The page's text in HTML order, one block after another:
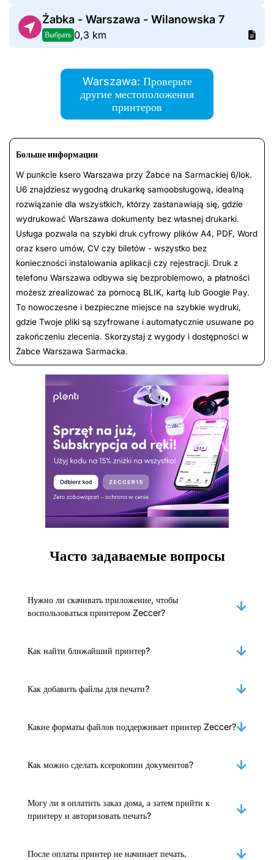
Żabka - Warszawa - Wilanowska 7
Выбрать 0,3 km
Warszawa: Проверьте
другие местоположения
принтеров
Больше информации
W punkcie ksero Warszawa przy Żabce na Sarmackiej 6/lok.
U6 znajdziesz wygodną drukarkę samoobsługową, idealną
rozwiązanie dla wszystkich, którzy zastanawiają się, gdzie
wydrukować Warszawa dokumenty bez własnej drukarki.
Usługa pozwala na szybki druk cyfrowy plików A4, PDF, Word
oraz ksero umów, CV czy biletów - wszystko bez
konieczności instalowania aplikacji czy rejestracji. Druk z
telefonu Warszawa odbywa się bezproblemowo, a płatności
możesz zrealizować za pomocą BLIK, kartą lub Google Pay.
To nowoczesne i bezpieczne miejsce na szybkie wydruki,
gdzie Twoje pliki są szyfrowane i automatycznie usuwane po
zakończeniu zlecenia. Skorzystaj z wygody i dostępności w
Żabce Warszawa Sarmacka.
Часто задаваемые вопросы
Нужно ли скачивать приложение, чтобы
воспользоваться принтером Zeccer?
Как найти ближайший принтер?
Как добавить файлы для печати?
Какие форматы файлов поддерживает принтер Zeccer?
Как можно сделать ксерокопии документов?
Могу ли я оплатить заказ дома, а затем прийти к
принтеру и авторизовать печать?
После оплаты принтер не начинает печать.